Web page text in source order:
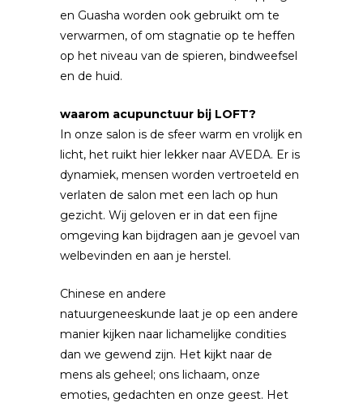
en Guasha worden ook gebruikt om te
verwarmen, of om stagnatie op te heffen
op het niveau van de spieren, bindweefsel
en de huid.
waarom acupunctuur bij LOFT?
In onze salon is de sfeer warm en vrolijk en
licht, het ruikt hier lekker naar AVEDA. Er is
dynamiek, mensen worden vertroeteld en
verlaten de salon met een lach op hun
gezicht. Wij geloven er in dat een fijne
omgeving kan bijdragen aan je gevoel van
welbevinden en aan je herstel.
Chinese en andere
natuurgeneeskunde laat je op een andere
manier kijken naar lichamelijke condities
dan we gewend zijn. Het kijkt naar de
mens als geheel; ons lichaam, onze
emoties, gedachten en onze geest. Het